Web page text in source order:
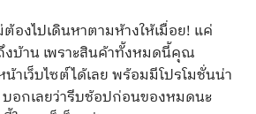
องไปเดินหาตามห้างให้เมื่อย! แค่
งบ้าน เพราะสินค้าทั้งหมดนี้คุณ
าเว็บไซต์ได้เลย พร้อมมีโปรโมชั่นน่า
อกเลยว่ารีบช้อปก่อนของหมดนะ